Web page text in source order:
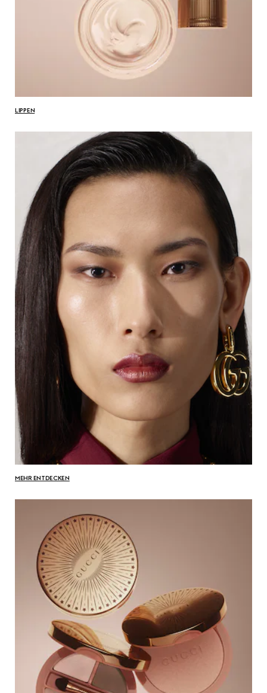
LIPPEN
MEHR ENTDECKEN